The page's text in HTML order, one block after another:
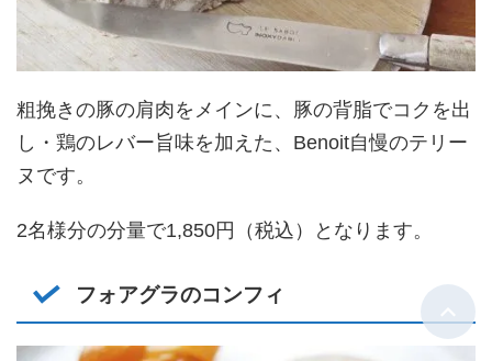
粗挽きの豚の肩肉をメインに、豚の背脂でコクを出
し・鶏のレバー旨味を加えた、Benoit自慢のテリー
ヌです。
2名様分の分量で1,850円（税込）となります。
フォアグラのコンフィ